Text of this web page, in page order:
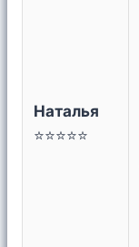
Наталья
⭐⭐⭐⭐⭐